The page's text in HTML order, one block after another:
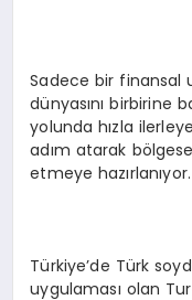
Sadece bir finansal
dünyasını birbirine
yolunda hızla
adım atarak
etmeye hazırlanıyor.
Türkiye’de Türk
uygulaması olan